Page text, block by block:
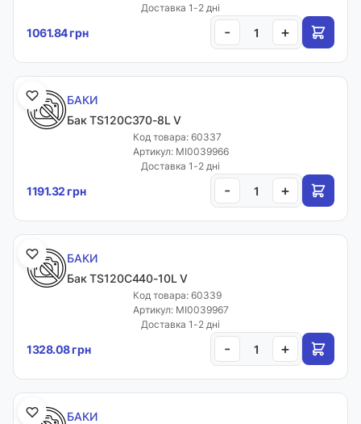
Доставка 1-2 дні
1061.84 грн - +
БАКИ
Бак TS120C370-8L V
Код товара: 60337
Артикул: MI0039966
Доставка 1-2 дні
1191.32 грн - +
БАКИ
Бак TS120C440-10L V
Код товара: 60339
Артикул: MI0039967
Доставка 1-2 дні
1328.08 грн - +
БАКИ